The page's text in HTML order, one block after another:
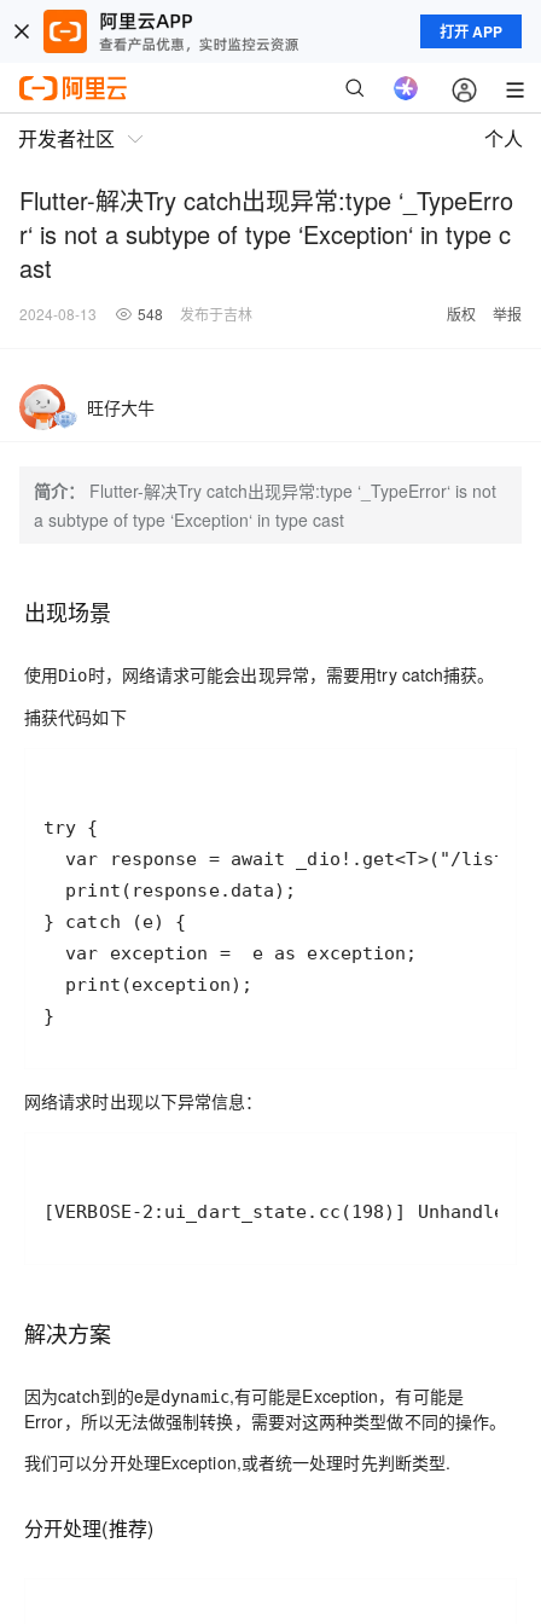
打开 APP
开发者社区 个人
Flutter-解决Try catch出现异常:type ‘_TypeErro
r‘ is not a subtype of type ‘Exception‘ in type c
ast
2024-08-13 548 发布于吉林 版权 举报
旺仔大牛
简介：
Flutter-解决Try catch出现异常:type ‘_TypeError‘ is not
a subtype of type ‘Exception‘ in type cast
出现场景
使用Dio时，网络请求可能会出现异常，需要用try catch捕获。
捕获代码如下
网络请求时出现以下异常信息：
解决方案
因为catch到的e是dynamic,有可能是Exception，有可能是
Error，所以无法做强制转换，需要对这两种类型做不同的操作。
我们可以分开处理Exception,或者统一处理时先判断类型.
分开处理(推荐)